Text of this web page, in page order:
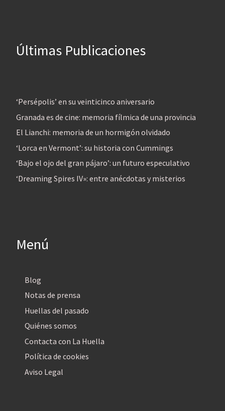
Últimas Publicaciones
‘Persépolis’ en su veinticinco aniversario
Granada es de cine: memoria fílmica de una provincia
El Lianchi: memoria de un hormigón olvidado
‘Lorca en Vermont’: su historia con Cummings
‘Bajo el ojo del gran pájaro’: un futuro especulativo
‘Dreaming Spires IV»: entre anécdotas y misterios
Menú
Blog
Notas de prensa
Huellas del pasado
Quiénes somos
Contacta con La Huella
Política de cookies
Aviso Legal